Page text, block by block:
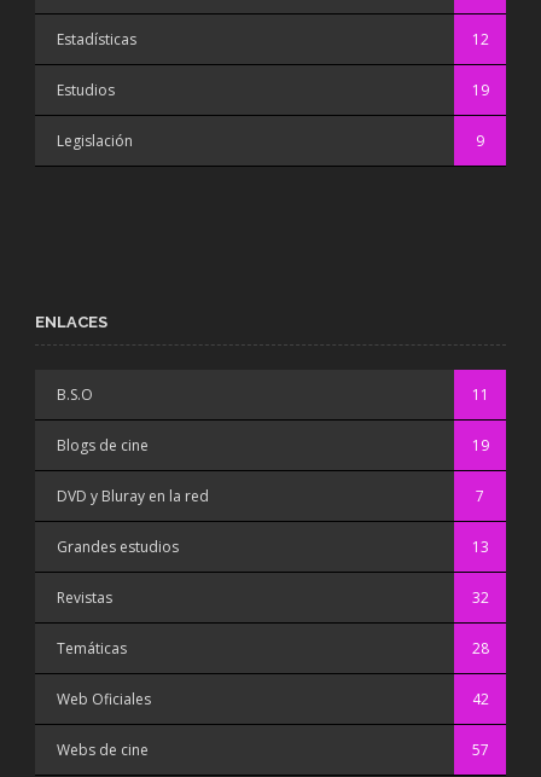
Estadísticas 12
Estudios 19
Legislación 9
ENLACES
B.S.O 11
Blogs de cine 19
DVD y Bluray en la red 7
Grandes estudios 13
Revistas 32
Temáticas 28
Web Oficiales 42
Webs de cine 57